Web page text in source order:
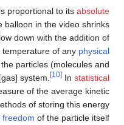
proportional to its absolute
balloon in the video shrinks
down with the addition of
of any physical
particles (molecules and
system.
[10] In statistical
of the average kinetic
of storing this energy
freedom of the particle itself